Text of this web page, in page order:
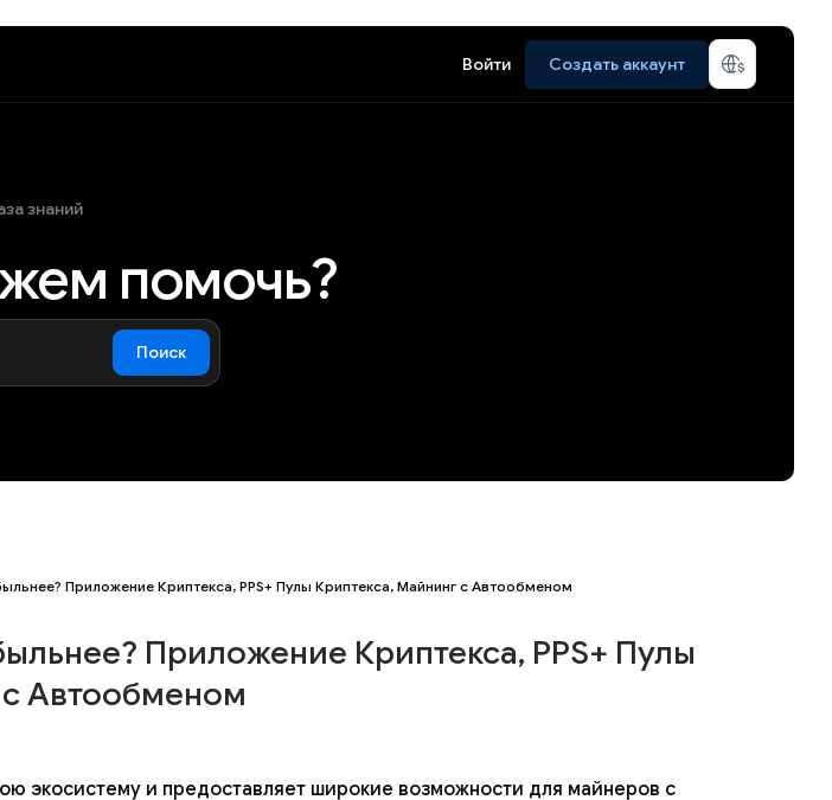
Войти Создать аккаунт
знаний
помочь?
Поиск
Приложение Криптекса, PPS+ Пулы Криптекса, Майнинг с Автообменом
Приложение Криптекса, PPS+ Пулы
Автообменом
экосистему и предоставляет широкие возможности для майнеров с